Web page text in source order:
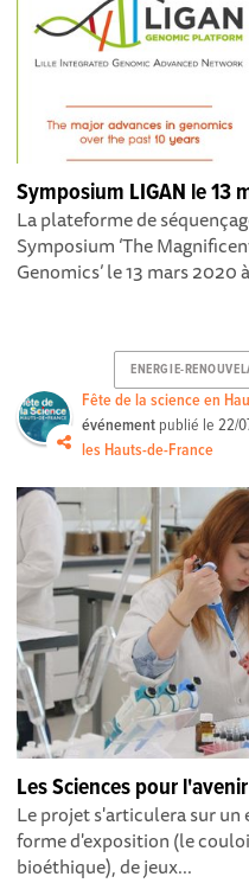
Symposium LIGAN le 13
La plateforme de
Symposium ‘The
Genomics’ le 13 mars 2020
ENERGIE-
Fête de la science en
événement publié le22/
les Hauts-de-France
Les Sciences pour
Le projet s'articulera sur
forme d'exposition (le
bioéthique), de jeux...